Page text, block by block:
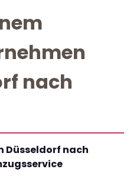
nach
Düsseldorf nach